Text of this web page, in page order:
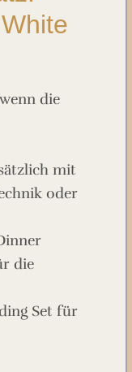
die
mit
oder
die
Set für